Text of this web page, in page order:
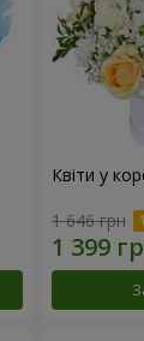
Квіти у
1 646 грн